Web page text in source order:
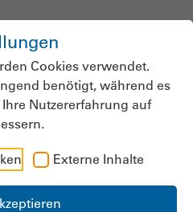
Cookies verwendet.
benötigt, während es
Nutzererfahrung auf
Externe Inhalte